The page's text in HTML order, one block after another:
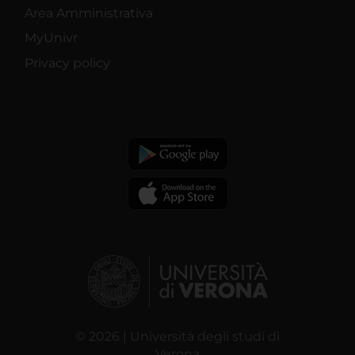
Area Amministrativa
MyUnivr
Privacy policy
© 2026 | Università degli studi di